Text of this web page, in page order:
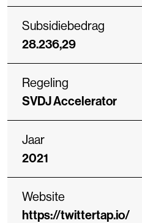
Subsidiebedrag
28.236,29
Regeling
SVDJ Accelerator
Jaar
2021
Website
https://twittertap.io/